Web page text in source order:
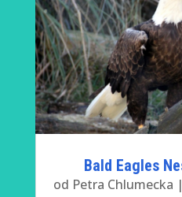
Bald Eagles
od Petra Chlumecka |